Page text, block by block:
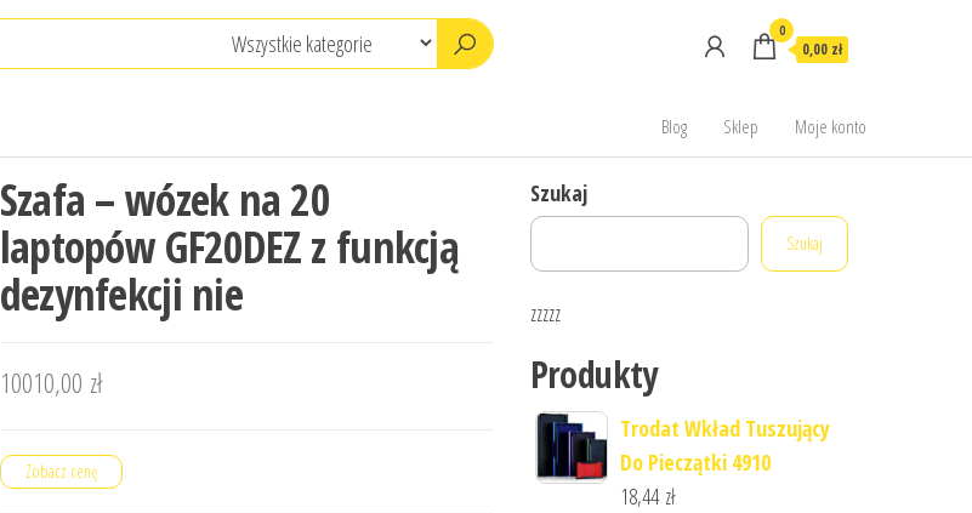
0
0,00 zł
Blog Sklep Moje konto
Szafa – wózek na 20
laptopów GF20DEZ z funkcją
dezynfekcji nie
10010,00 zł
Zobacz cenę
Szukaj
Szukaj
zzzzz
Produkty
Trodat Wkład Tuszujący
Do Pieczątki 4910
18,44 zł